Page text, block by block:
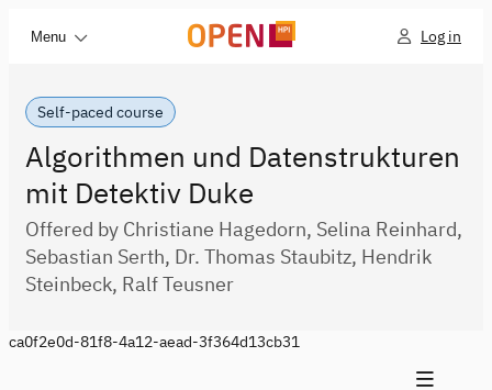
Menu Log in
Self-paced course
Algorithmen und Datenstrukturen
mit Detektiv Duke
Offered by Christiane Hagedorn, Selina Reinhard,
Sebastian Serth, Dr. Thomas Staubitz, Hendrik
Steinbeck, Ralf Teusner
ca0f2e0d-81f8-4a12-aead-3f364d13cb31